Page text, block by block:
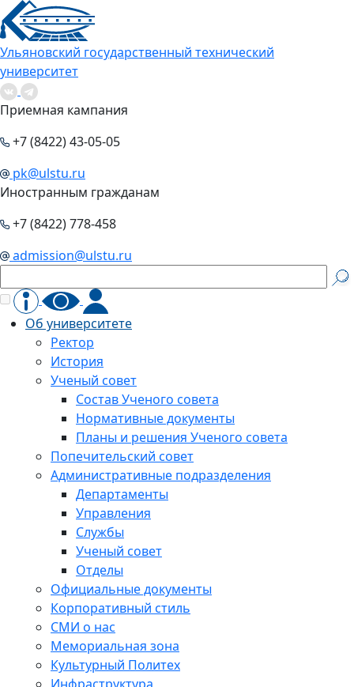
Ульяновский государственный технический
университет
Приемная кампания
+7 (8422) 43-05-05
pk@ulstu.ru
Иностранным гражданам
+7 (8422) 778-458
admission@ulstu.ru
Об университете
Ректор
История
Ученый совет
Состав Ученого совета
Нормативные документы
Планы и решения Ученого совета
Попечительский совет
Административные подразделения
Департаменты
Управления
Службы
Ученый совет
Отделы
Официальные документы
Корпоративный стиль
СМИ о нас
Мемориальная зона
Культурный Политех